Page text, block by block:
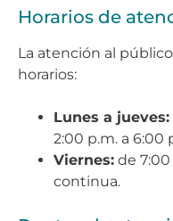
Horarios de
La atención al
horarios:
Lunes a jueves:
2:00 p.m. a 6:00
Viernes: de 7:00
continua.